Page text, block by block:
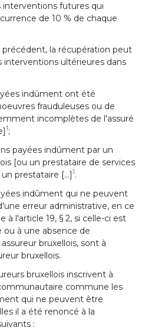
futures qui
de 10 % de chaque
précédent, la récupération peut
ultérieures dans
indûment ont été
frauduleuses ou de
incomplètes de l'assuré
1;
payées indûment par un
[ou un prestataire de services
un prestataire [...]1.
indûment qui ne peuvent
erreur administrative, en ce
à l'article 19, § 2, si celle-ci est
à une absence de
bruxellois, sont à
bruxellois.
bruxellois inscrivent à
commune les
qui ne peuvent être
il a été renoncé à la
: